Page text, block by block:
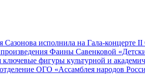
исполнила на Гала-
произведения Фаины Савенковой
ключевые фигуры культурной и
ОГО «Ассамблея народов